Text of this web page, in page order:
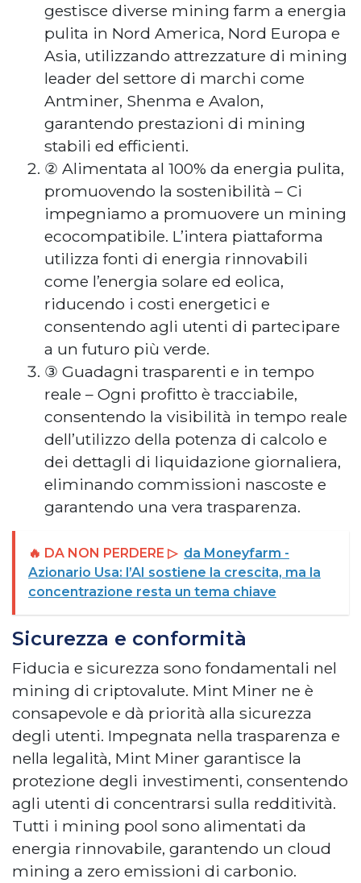
gestisce diverse mining farm a energia
pulita in Nord America, Nord Europa e
Asia, utilizzando attrezzature di mining
leader del settore di marchi come
Antminer, Shenma e Avalon,
garantendo prestazioni di mining
stabili ed efficienti.
② Alimentata al 100% da energia pulita,
promuovendo la sostenibilità – Ci
impegniamo a promuovere un mining
ecocompatibile. L’intera piattaforma
utilizza fonti di energia rinnovabili
come l’energia solare ed eolica,
riducendo i costi energetici e
consentendo agli utenti di partecipare
a un futuro più verde.
③ Guadagni trasparenti e in tempo
reale – Ogni profitto è tracciabile,
consentendo la visibilità in tempo reale
dell’utilizzo della potenza di calcolo e
dei dettagli di liquidazione giornaliera,
eliminando commissioni nascoste e
garantendo una vera trasparenza.
🔥 DA NON PERDERE ▷ da Moneyfarm -
Azionario Usa: l’AI sostiene la crescita, ma la
concentrazione resta un tema chiave
Sicurezza e conformità
Fiducia e sicurezza sono fondamentali nel
mining di criptovalute. Mint Miner ne è
consapevole e dà priorità alla sicurezza
degli utenti. Impegnata nella trasparenza e
nella legalità, Mint Miner garantisce la
protezione degli investimenti, consentendo
agli utenti di concentrarsi sulla redditività.
Tutti i mining pool sono alimentati da
energia rinnovabile, garantendo un cloud
mining a zero emissioni di carbonio.